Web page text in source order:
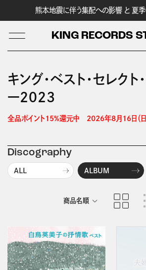
熊本地震に伴う集配への影響 と 夏
KING RECORDS
LOG IN
キング・ベスト・セレクト
ー２０２３
全品ポイント15%還元中　2026年8月16日（
Discography
ALL ALBUM
商品名順